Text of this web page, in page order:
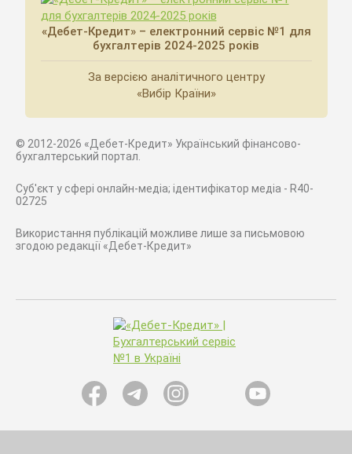
«Дебет-Кредит» – електронний сервіс №1 для
бухгалтерів 2024-2025 років
За версією аналітичного центру
«Вибір Країни»
© 2012-2026 «Дебет-Кредит» Український фінансово-
бухгалтерський портал.
Суб'єкт у сфері онлайн-медіа; ідентифікатор медіа - R40-
02725
Використання публікацій можливе лише за письмовою
згодою редакції «Дебет-Кредит»